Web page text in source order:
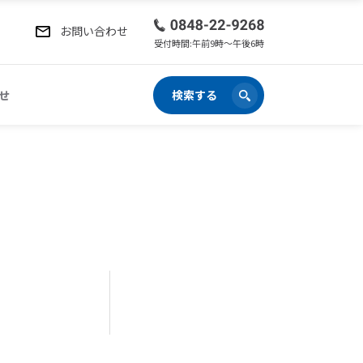
お問い合わせ
受付時間:午前9時〜午後6時
検索する